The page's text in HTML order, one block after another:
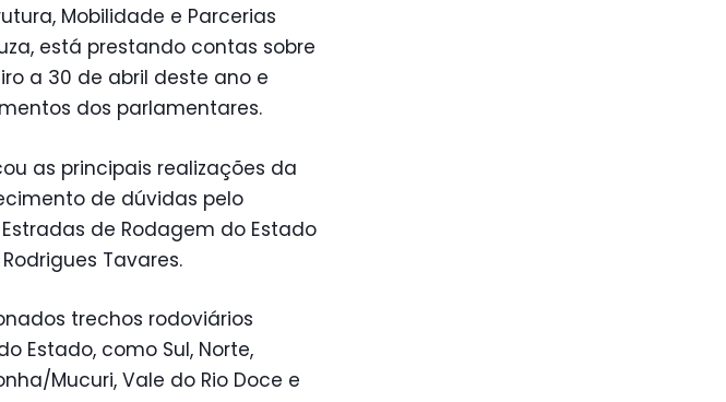
Mobilidade e Parcerias
está prestando contas sobre
a 30 de abril deste ano e
dos parlamentares.
as principais realizações da
de dúvidas pelo
de Rodagem do Estado
Tavares.
trechos rodoviários
Estado, como Sul, Norte,
Mucuri, Vale do Rio Doce e